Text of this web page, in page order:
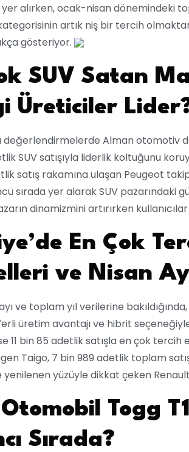
alırken, ocak-nisan dönemindeki
artık niş bir tercih
gösteriyor.
SUV Satan
Üreticiler
değerlendirmelerde Alman otomotiv
SUV satışıyla liderlik koltuğunu
satış rakamına ulaşan Peugeot
sırada yer alarak SUV pazarındaki
dinamizmini artırırken
En Çok
ve Nisan
ve toplam yıl verilerine
üretim avantajı ve hibrit
11 bin 85 adetlik satışla en çok tercih
Taigo, 7 bin 989 adetlik toplam
yenilenen yüzüyle dikkat çeken
Togg
Sırada?